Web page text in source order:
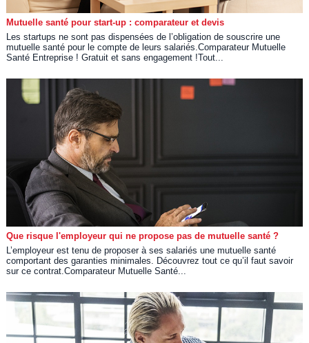
Mutuelle santé pour start-up : comparateur et devis
Les startups ne sont pas dispensées de l’obligation de souscrire une
mutuelle santé pour le compte de leurs salariés.Comparateur Mutuelle
Santé Entreprise ! Gratuit et sans engagement !Tout...
Que risque l'employeur qui ne propose pas de mutuelle santé ?
L’employeur est tenu de proposer à ses salariés une mutuelle santé
comportant des garanties minimales. Découvrez tout ce qu’il faut savoir
sur ce contrat.Comparateur Mutuelle Santé...